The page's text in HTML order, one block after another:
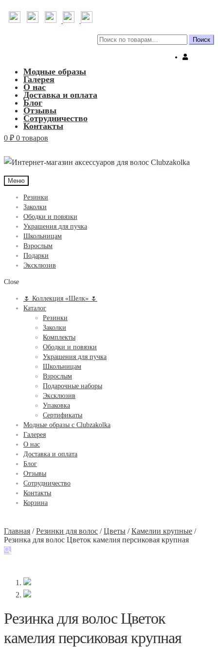
Искать: Поиск
Модные образы
Галерея
О нас
Доставка и оплата
Блог
Отзывы
Сотрудничество
Контакты
0 ₽ 0 товаров
Меню
Резинки
Заколки
Ободки и повязки
Украшения для пучка
Школьницам
Взрослым
Подарки
Эксклюзив
Close
🌷 Коллекция «Шелк» 🌷
Каталог
Резинки
Заколки
Комплекты
Ободки и повязки
Украшения для пучка
Школьницам
Взрослым
Подарочные наборы
Эксклюзив
Упаковка
Сертификаты
Модные образы с Clubzakolka
Галерея
О нас
Доставка и оплата
Блог
Отзывы
Сотрудничество
Контакты
Корзина
Главная /Резинки для волос /Цветы /Камелии крупные /
Резинка для волос Цветок камелия персиковая крупная
🔍
Резинка для волос Цветок
камелия персиковая крупная